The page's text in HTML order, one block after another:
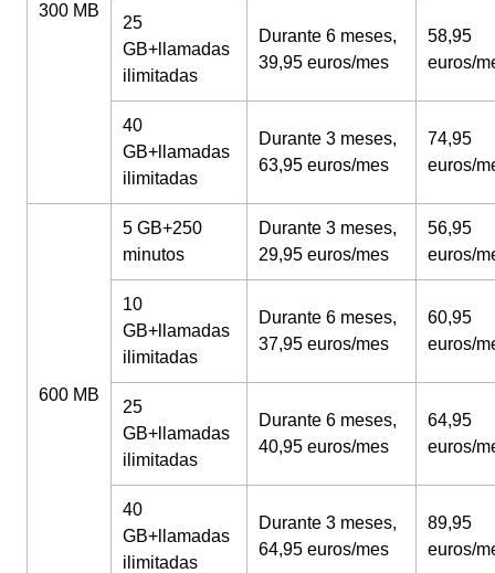
300 MB
25
GB+llamadas
ilimitadas
Durante 6 meses,
39,95 euros/mes
58,95
euros/
40
GB+llamadas
ilimitadas
Durante 3 meses,
63,95 euros/mes
74,95
euros/
600 MB
5 GB+250
minutos
Durante 3 meses,
29,95 euros/mes
56,95
euros/
10
GB+llamadas
ilimitadas
Durante 6 meses,
37,95 euros/mes
60,95
euros/
25
GB+llamadas
ilimitadas
Durante 6 meses,
40,95 euros/mes
64,95
euros/
40
GB+llamadas
ilimitadas
Durante 3 meses,
64,95 euros/mes
89,95
euros/